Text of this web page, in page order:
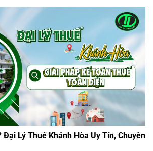
Đại Lý Thuế Khánh Hòa Uy Tín, Chuyên